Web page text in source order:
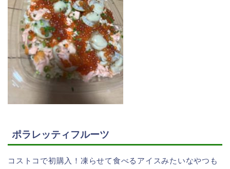
ポラレッティフルーツ
コストコで初購入！凍らせて食べるアイスみたいなやつも